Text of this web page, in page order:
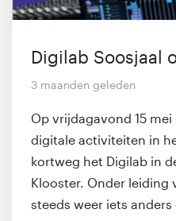
Digilab Soosjaal
3 maanden geleden
Op vrijdagavond 15
digitale activiteiten in
kortweg het Digilab in
Klooster. Onder leiding
steeds weer iets